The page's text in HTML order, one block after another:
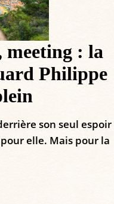
meeting : la
Philippe
son seul espoir
elle. Mais pour la